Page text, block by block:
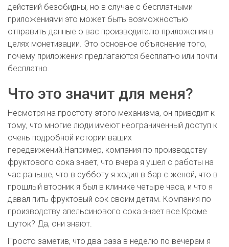
действий безобидны, но в случае с бесплатными
приложениями это может быть возможностью
отправить данные о вас производителю приложения в
целях монетизации. Это основное объяснение того,
почему приложения предлагаются бесплатно или почти
бесплатно.
Что это значит для меня?
Несмотря на простоту этого механизма, он приводит к
тому, что многие люди имеют неограниченный доступ к
очень подробной истории ваших
передвижений.Например, компания по производству
фруктового сока знает, что вчера я ушел с работы на
час раньше, что в субботу я ходил в бар с женой, что в
прошлый вторник я был в клинике четыре часа, и что я
давал пить фруктовый сок своим детям. Компания по
производству апельсинового сока знает все.Кроме
шуток? Да, они знают.
Просто заметив, что два раза в неделю по вечерам я